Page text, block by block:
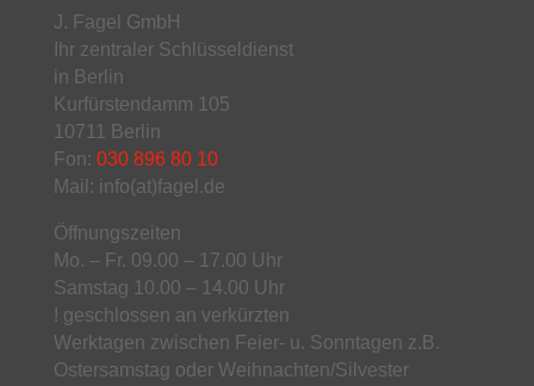
J. Fagel GmbH
Ihr zentraler Schlüsseldienst
in Berlin
Kurfürstendamm 105
10711 Berlin
Fon: 030 896 80 10
Mail: info(at)fagel.de
Öffnungszeiten
Mo. – Fr. 09.00 – 17.00 Uhr
Samstag 10.00 – 14.00 Uhr
! geschlossen an verkürzten
Werktagen zwischen Feier- u. Sonntagen z.B.
Ostersamstag oder Weihnachten/Silvester